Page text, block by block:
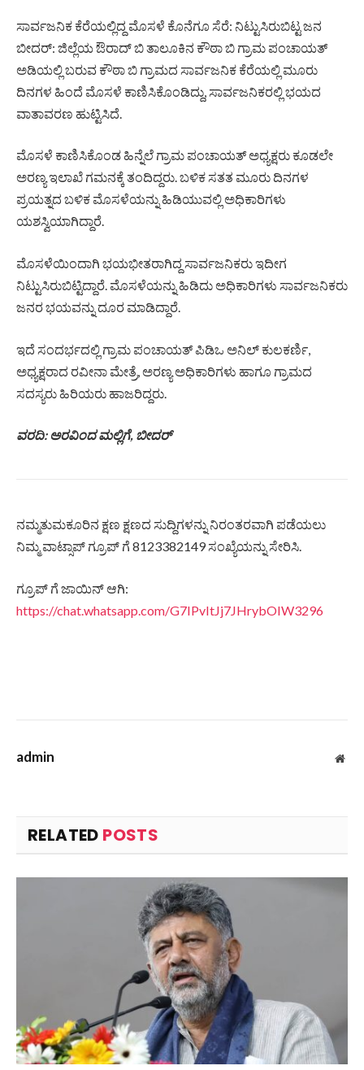
ಸಾರ್ವಜನಿಕ ಕೆರೆಯಲ್ಲಿದ್ದ ಮೊಸಳೆ ಕೊನೆಗೂ ಸೆರೆ: ನಿಟ್ಟುಸಿರುಬಿಟ್ಟ ಜನ
ಬೀದರ್: ಜಿಲ್ಲೆಯ ಔರಾದ್ ಬಿ ತಾಲೂಕಿನ ಕೌಠಾ ಬಿ ಗ್ರಾಮ ಪಂಚಾಯತ್
ಅಡಿಯಲ್ಲಿ ಬರುವ ಕೌಠಾ ಬಿ ಗ್ರಾಮದ ಸಾರ್ವಜನಿಕ ಕೆರೆಯಲ್ಲಿ ಮೂರು
ದಿನಗಳ ಹಿಂದೆ ಮೊಸಳೆ ಕಾಣಿಸಿಕೊಂಡಿದ್ದು, ಸಾರ್ವಜನಿಕರಲ್ಲಿ ಭಯದ
ವಾತಾವರಣ ಹುಟ್ಟಿಸಿದೆ.
ಮೊಸಳೆ ಕಾಣಿಸಿಕೊಂಡ ಹಿನ್ನೆಲೆ ಗ್ರಾಮ ಪಂಚಾಯತ್ ಅಧ್ಯಕ್ಷರು ಕೂಡಲೇ
ಅರಣ್ಯ ಇಲಾಖೆ ಗಮನಕ್ಕೆ ತಂದಿದ್ದರು. ಬಳಿಕ ಸತತ ಮೂರು ದಿನಗಳ
ಪ್ರಯತ್ನದ ಬಳಿಕ ಮೊಸಳೆಯನ್ನು ಹಿಡಿಯುವಲ್ಲಿ ಅಧಿಕಾರಿಗಳು
ಯಶಸ್ವಿಯಾಗಿದ್ದಾರೆ.
ಮೊಸಳೆಯಿಂದಾಗಿ ಭಯಭೀತರಾಗಿದ್ದ ಸಾರ್ವಜನಿಕರು ಇದೀಗ
ನಿಟ್ಟುಸಿರುಬಿಟ್ಟಿದ್ದಾರೆ. ಮೊಸಳೆಯನ್ನು ಹಿಡಿದು ಅಧಿಕಾರಿಗಳು ಸಾರ್ವಜನಿಕರು
ಜನರ ಭಯವನ್ನು ದೂರ ಮಾಡಿದ್ದಾರೆ.
ಇದೆ ಸಂದರ್ಭದಲ್ಲಿ ಗ್ರಾಮ ಪಂಚಾಯತ್ ಪಿಡಿಒ ಅನಿಲ್ ಕುಲಕರ್ಣಿ,
ಅಧ್ಯಕ್ಷರಾದ ರವೀನಾ ಮೇತ್ರೆ, ಅರಣ್ಯ ಅಧಿಕಾರಿಗಳು ಹಾಗೂ ಗ್ರಾಮದ
ಸದಸ್ಯರು ಹಿರಿಯರು ಹಾಜರಿದ್ದರು.
ವರದಿ: ಅರವಿಂದ ಮಲ್ಲಿಗೆ, ಬೀದರ್
ನಮ್ಮತುಮಕೂರಿನ ಕ್ಷಣ ಕ್ಷಣದ ಸುದ್ದಿಗಳನ್ನು ನಿರಂತರವಾಗಿ ಪಡೆಯಲು
ನಿಮ್ಮ ವಾಟ್ಸಾಪ್ ಗ್ರೂಪ್ ಗೆ 8123382149 ಸಂಖ್ಯೆಯನ್ನು ಸೇರಿಸಿ.
ಗ್ರೂಪ್ ಗೆ ಜಾಯಿನ್ ಆಗಿ:
https://chat.whatsapp.com/G7IPvItJj7JHrybOIW3296
admin
RELATED POSTS